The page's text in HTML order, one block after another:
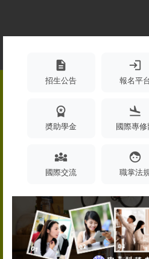
description
招生公告
login
報名平
workspace_premium
奬助學金
flight_land
國際專修
diversity_3
國際交流
face
職掌法